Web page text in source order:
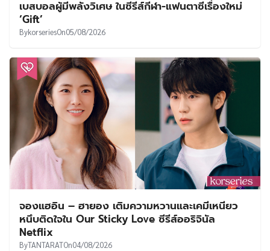
เบสบอลผู้มีพลังวิเศษ ในซีรีส์กีฬา-แฟนตาซีเรื่องใหม่
‘Gift’
BykorseriesOn05/08/2026
จองแฮอิน – ฮายอง เติมความหวานและเคมีเหนียว
หนึบติดใจใน Our Sticky Love ซีรีส์ออริจินัล
Netflix
ByTANTARATOn04/08/2026